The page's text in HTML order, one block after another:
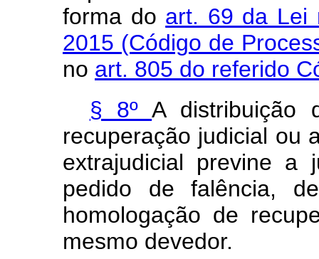
forma do art. 69 da Lei
2015 (Código de
no art. 805 do referido
§ 8ºA distribuição
recuperação judicial ou
extrajudicial previne a
pedido de falência,
homologação de
mesmo devedor.